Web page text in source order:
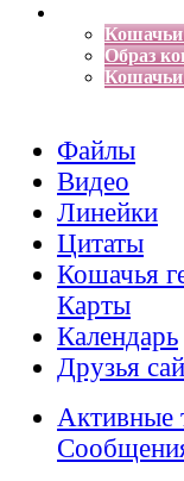
Кошачьи
Образ
Кошачьи
Файлы
Видео
Линейки
Цитаты
Кошачья
Карты
Календарь
Друзья
Активные